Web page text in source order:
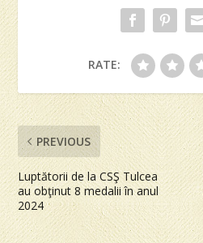
RATE:
PREVIOUS
Luptătorii de la CSŞ Tulcea
au obţinut 8 medalii în anul
2024